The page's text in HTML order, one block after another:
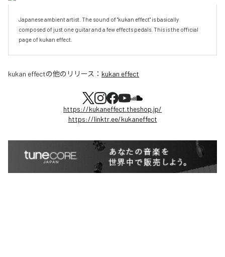
Japanese ambient artist. The sound of "kukan effect" is basically
composed of just one guitar and a few effects pedals. This is the official
page of kukan effect.
kukan effectの他のリリース： kukan effect
https://kukaneffect.theshop.jp/
https://linktr.ee/kukaneffect